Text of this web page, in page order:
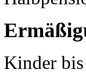
Kinder